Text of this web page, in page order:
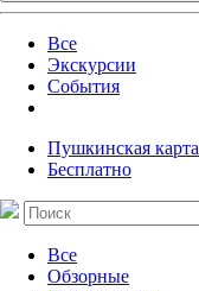
Все
Экскурсии
События
Пушкинская карта
Бесплатно
Все
Обзорные